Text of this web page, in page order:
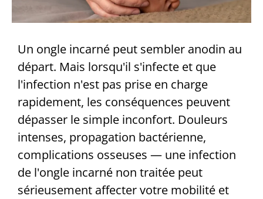
Un ongle incarné peut sembler anodin au
départ. Mais lorsqu'il s'infecte et que
l'infection n'est pas prise en charge
rapidement, les conséquences peuvent
dépasser le simple inconfort. Douleurs
intenses, propagation bactérienne,
complications osseuses — une infection
de l'ongle incarné non traitée peut
sérieusement affecter votre mobilité et